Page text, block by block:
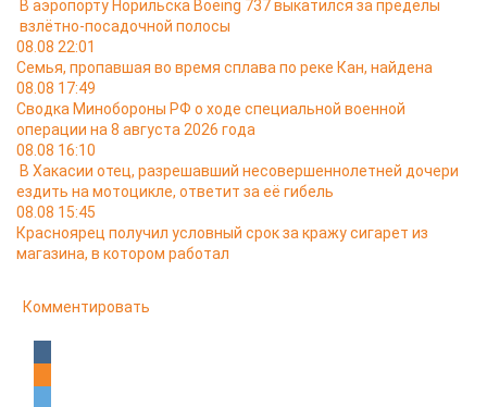
В аэропорту Норильска Boeing 737 выкатился за пределы
взлётно-посадочной полосы
08.08 22:01
Семья, пропавшая во время сплава по реке Кан, найдена
08.08 17:49
Сводка Минобороны РФ о ходе специальной военной
операции на 8 августа 2026 года
08.08 16:10
В Хакасии отец, разрешавший несовершеннолетней дочери
ездить на мотоцикле, ответит за её гибель
08.08 15:45
Красноярец получил условный срок за кражу сигарет из
магазина, в котором работал
Комментировать